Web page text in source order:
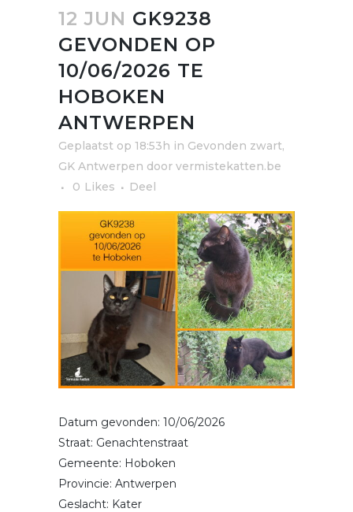
12 JUN GK9238
GEVONDEN OP
10/06/2026 TE
HOBOKEN
ANTWERPEN
Geplaatst op 18:53h in Gevonden zwart,
GK Antwerpen door vermistekatten.be
0 Likes Deel
Datum gevonden: 10/06/2026
Straat: Genachtenstraat
Gemeente: Hoboken
Provincie: Antwerpen
Geslacht: Kater